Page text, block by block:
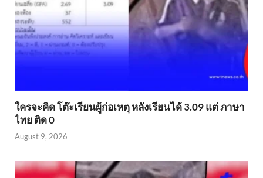
ใครจะคิด โต๊ะเรียนผู้ก่อเหตุ หลังเรียนได้ 3.09 แต่ ภาษา
ไทย ติด 0
August 9, 2026